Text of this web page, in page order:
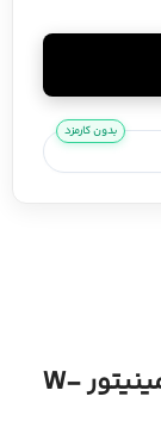
بدون کارمزد
مشخصات ظاهری و فنی کاسیو المینیتور W-